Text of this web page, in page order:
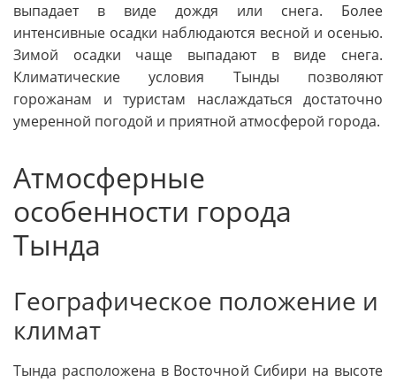
выпадает в виде дождя или снега. Более
интенсивные осадки наблюдаются весной и осенью.
Зимой осадки чаще выпадают в виде снега.
Климатические условия Тынды позволяют
горожанам и туристам наслаждаться достаточно
умеренной погодой и приятной атмосферой города.
Атмосферные
особенности города
Тында
Географическое положение и
климат
Тында расположена в Восточной Сибири на высоте